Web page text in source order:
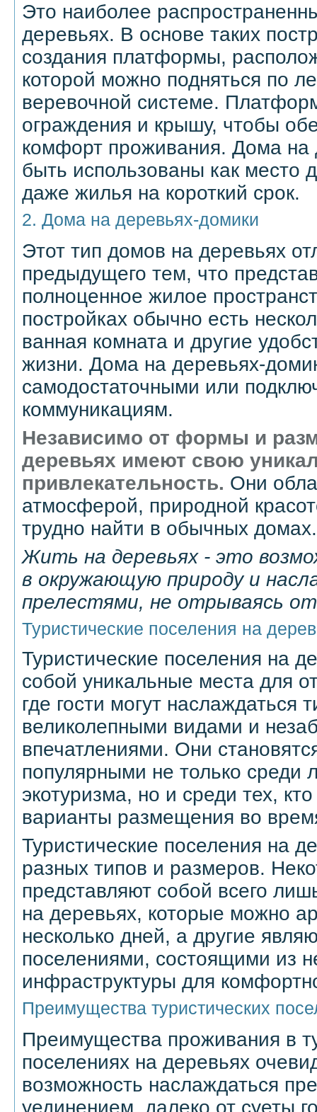
Это наиболее
деревьях. В основе таких
создания платформы,
которой можно подняться по
веревочной системе.
ограждения и крышу, чтобы
комфорт проживания. Дома на
быть использованы как место
даже жилья на короткий срок.
2. Дома на деревьях-домики
Этот тип домов на деревьях
предыдущего тем, что
полноценное жилое
постройках обычно есть
ванная комната и другие
жизни. Дома на деревьях-
самодостаточными или
коммуникациям.
Независимо от формы и
деревьях имеют свою
привлекательность. Они
атмосферой, природной
трудно найти в обычных домах.
Жить на деревьях - это
в окружающую природу и
прелестями, не отрываясь
Туристические поселения на
Туристические поселения на
собой уникальные места для
где гости могут наслаждаться
великолепными видами и
впечатлениями. Они
популярными не только среди
экотуризма, но и среди тех,
варианты размещения во
Туристические поселения на
разных типов и размеров.
представляют собой всего
на деревьях, которые можно
несколько дней, а другие
поселениями, состоящими из
инфраструктуры для
Преимущества туристических
Преимущества проживания в
поселениях на деревьях
возможность наслаждаться
уединением, далеко от суеты